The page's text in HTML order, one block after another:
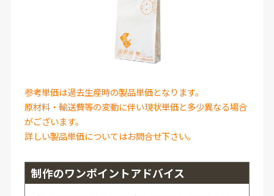
参考単価は過去生産時の製品単価となります。
原材料・輸送費等の変動に伴い現状単価と多少異なる場合
がございます。
詳しい製品単価についてはお問合せ下さい。
制作のワンポイントアドバイス